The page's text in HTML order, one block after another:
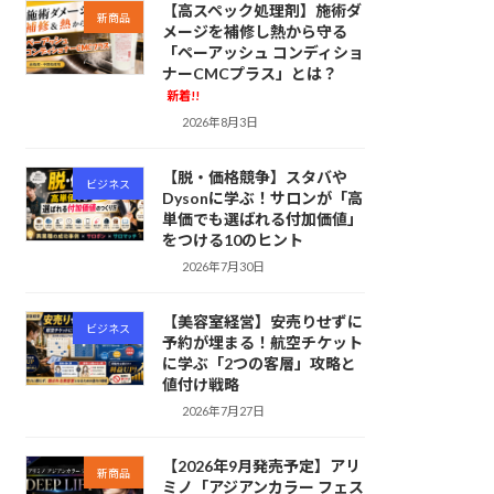
新商品
【高スペック処理剤】施術ダ
メージを補修し熱から守る
「ペーアッシュ コンディショ
ナーCMCプラス」とは？
新着!!
2026年8月3日
ビジネス
【脱・価格競争】スタバや
Dysonに学ぶ！サロンが「高
単価でも選ばれる付加価値」
をつける10のヒント
2026年7月30日
ビジネス
【美容室経営】安売りせずに
予約が埋まる！航空チケット
に学ぶ「2つの客層」攻略と
値付け戦略
2026年7月27日
新商品
【2026年9月発売予定】アリ
ミノ「アジアンカラー フェス